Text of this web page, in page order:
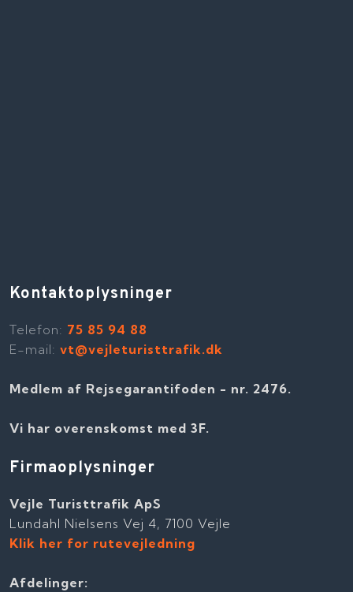
Kontaktoplysninger
Telefon​: 75 85 94 88
E-mail:vt@vejleturisttrafik.dk
Medlem af Rejsegarantifoden - nr. 2476​​.
Vi har overenskomst med 3F.
Firmaoplysninger
Vejle Turisttrafik ApS
Lundahl Nielsens Vej 4, 7100 Vejle
Klik her for rutevejledning
Afdelinger: